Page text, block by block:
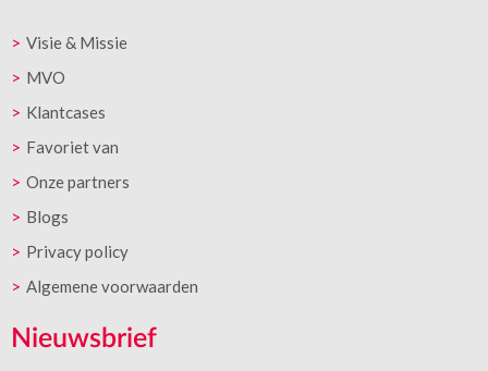
Visie & Missie
MVO
Klantcases
Favoriet van
Onze partners
Blogs
Privacy policy
Algemene voorwaarden
Nieuwsbrief